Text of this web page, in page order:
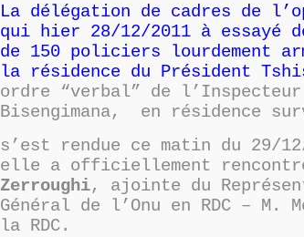
La délégation de cadres de
qui hier 28/12/2011 à essayé
de 150 policiers lourdement
la résidence du Président
ordre “verbal” de
Bisengimana, en résidence
s’est rendue ce matin du 29/
elle a officiellement
Zerroughi, ajointe du
Général de l’Onu en RDC – M.
la RDC.